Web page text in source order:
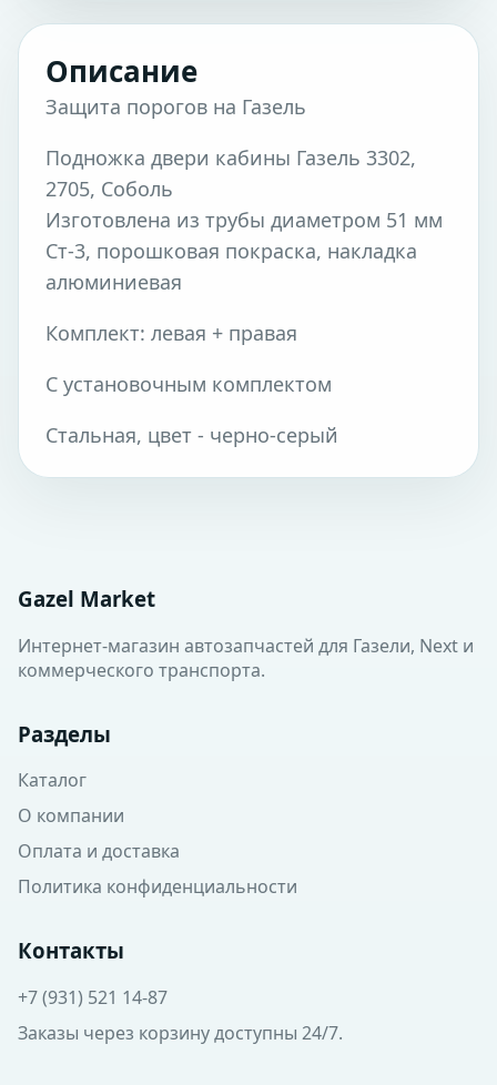
Описание
Защита порогов на Газель
Подножка двери кабины Газель 3302,
2705, Соболь
Изготовлена из трубы диаметром 51 мм
Ст-3, порошковая покраска, накладка
алюминиевая
Комплект: левая + правая
С установочным комплектом
Стальная, цвет - черно-серый
Gazel Market
Интернет-магазин автозапчастей для Газели, Next и
коммерческого транспорта.
Разделы
Каталог
О компании
Оплата и доставка
Политика конфиденциальности
Контакты
+7 (931) 521 14-87
Заказы через корзину доступны 24/7.